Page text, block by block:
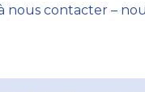
à nous contacter –